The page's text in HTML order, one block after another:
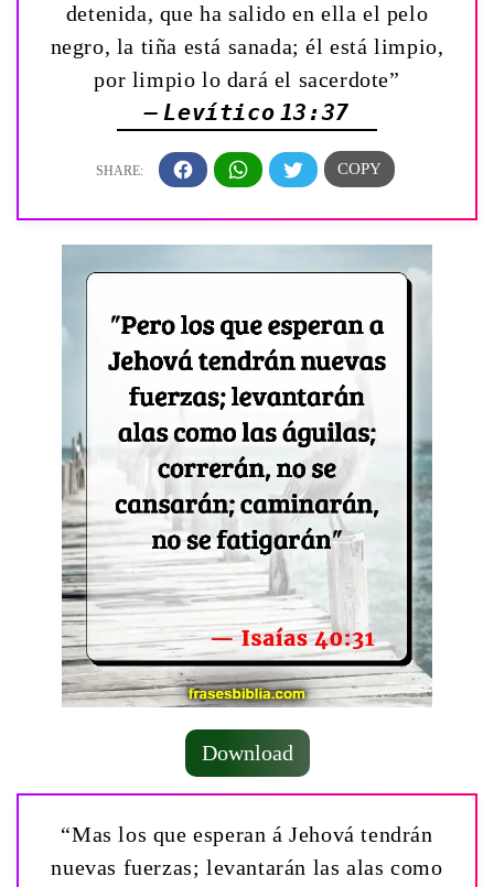
detenida, que ha salido en ella el pelo
negro, la tiña está sanada; él está limpio,
por limpio lo dará el sacerdote”
— Levítico 13:37
Download
“Mas los que esperan á Jehová tendrán
nuevas fuerzas; levantarán las alas como